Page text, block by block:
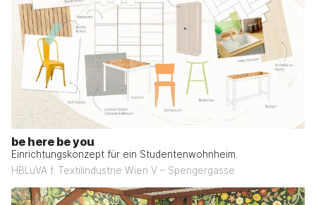
be here be you
Einrichtungskonzept für ein Studentenwohnheim.
HBLuVA f. Textilindustrie Wien V – Spengergasse